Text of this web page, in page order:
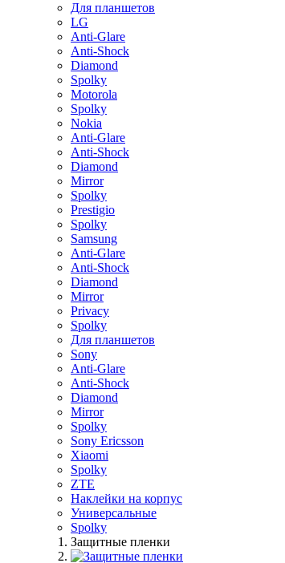
Для планшетов
LG
Anti-Glare
Anti-Shock
Diamond
Spolky
Motorola
Spolky
Nokia
Anti-Glare
Anti-Shock
Diamond
Mirror
Spolky
Prestigio
Spolky
Samsung
Anti-Glare
Anti-Shock
Diamond
Mirror
Privacy
Spolky
Для планшетов
Sony
Anti-Glare
Anti-Shock
Diamond
Mirror
Spolky
Sony Ericsson
Xiaomi
Spolky
ZTE
Наклейки на корпус
Универсальные
Spolky
Защитные пленки